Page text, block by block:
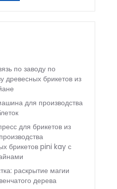
по заводу по
древесных брикетов из
для производства
для брикетов из
брикетов pini kay с
раскрытие магии
дерева